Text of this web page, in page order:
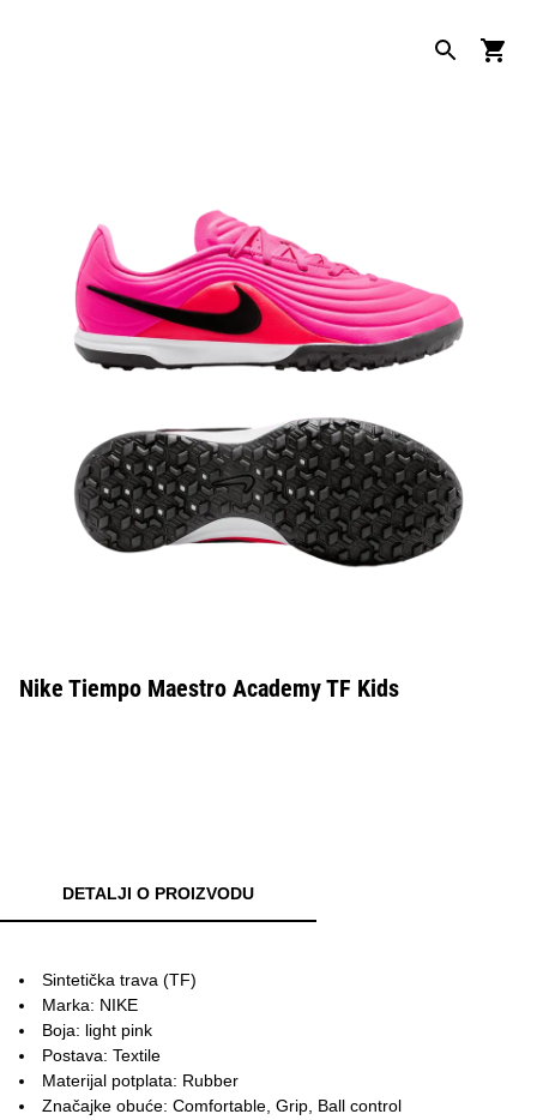
Nike Tiempo Maestro Academy TF Kids
DETALJI O PROIZVODU
Sintetička trava (TF)
Marka: NIKE
Boja: light pink
Postava: Textile
Materijal potplata: Rubber
Značajke obuće: Comfortable, Grip, Ball control